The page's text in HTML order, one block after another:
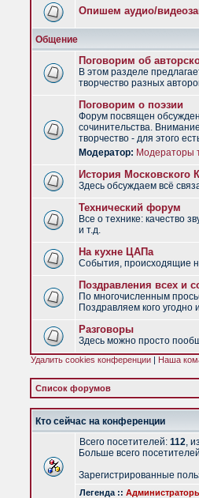
Опишем аудио/
Общение
Поговорим об
В этом разделе
творчество разных
Поговорим о поэзии
Форум посвящен
сочинительства.
творчество - для этого
Модератор: Модераторы
История Московского
Здесь обсуждаем всё
Технический форум
Все о технике: качество
и т.д.
На кухне ЦАПа
События, происходящие
Поздравления всех и
По многочисленным
Поздравляем кого угодно
Разговоры
Здесь можно просто
Удалить cookies конференции | Наша
Список форумов
Кто сейчас на конференции
Всего посетителей: 112,
Больше всего
Зарегистрированные
Легенда ::